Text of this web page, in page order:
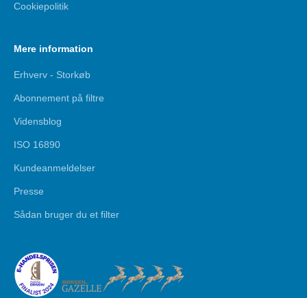
Cookiepolitik
Mere information
Erhverv - Storkøb
Abonnement på filtre
Vidensblog
ISO 16890
Kundeanmeldelser
Presse
Sådan bruger du et filter